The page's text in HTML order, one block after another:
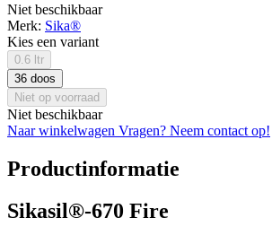
Niet beschikbaar
Merk: Sika®
Kies een variant
0.6 ltr
36 doos
Niet op voorraad
Niet beschikbaar
Naar winkelwagen Vragen? Neem contact op!
Productinformatie
Sikasil®-670 Fire